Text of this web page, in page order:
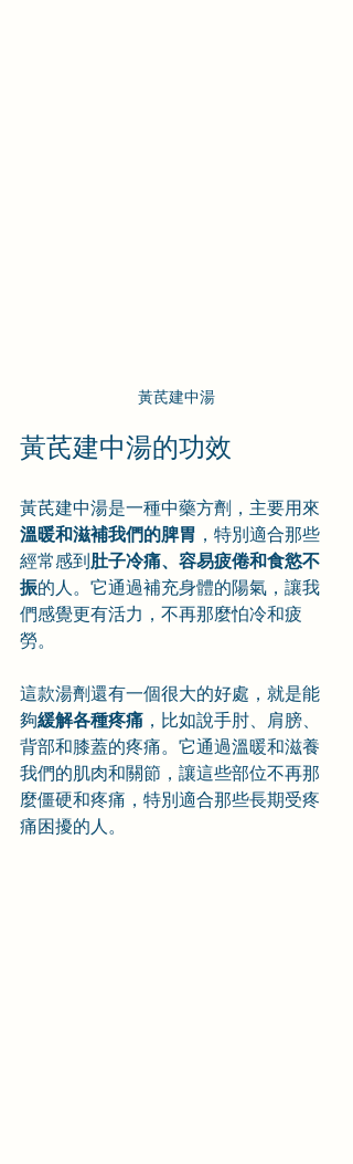
黃芪建中湯
黃芪建中湯的功效
黃芪建中湯是一種中藥方劑，主要用來
溫暖和滋補我們的脾胃 ，特別適合那些
經常感到肚子冷痛、容易疲倦和食慾不
振的人。它通過補充身體的陽氣，讓我
們感覺更有活力，不再那麼怕冷和疲
勞。
這款湯劑還有一個很大的好處，就是能
夠緩解各種疼痛 ，比如說手肘、肩膀、
背部和膝蓋的疼痛。它通過溫暖和滋養
我們的肌肉和關節，讓這些部位不再那
麼僵硬和疼痛，特別適合那些長期受疼
痛困擾的人。